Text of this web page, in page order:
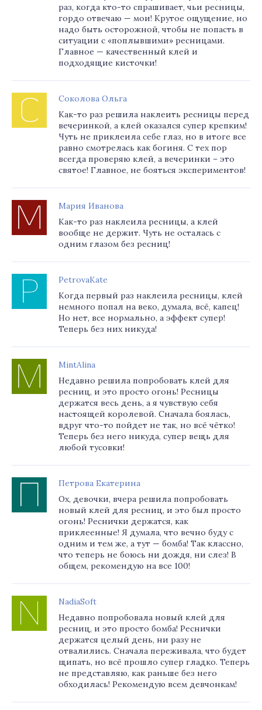
раз, когда кто-то спрашивает, чьи ресницы,
гордо отвечаю — мои! Крутое ощущение, но
надо быть осторожной, чтобы не попасть в
ситуации с «поплывшими» ресницами.
Главное — качественный клей и
подходящие кисточки!
Соколова Ольга
Как-то раз решила наклеить ресницы перед
вечеринкой, а клей оказался супер крепким!
Чуть не приклеила себе глаз, но в итоге все
равно смотрелась как богиня. С тех пор
всегда проверяю клей, а вечеринки – это
святое! Главное, не бояться экспериментов!
Мария Иванова
Как-то раз наклеила ресницы, а клей
вообще не держит. Чуть не осталась с
одним глазом без ресниц!
PetrovaKate
Когда первый раз наклеила ресницы, клей
немного попал на веко, думала, всё, капец!
Но нет, все нормально, а эффект супер!
Теперь без них никуда!
MintAlina
Недавно решила попробовать клей для
ресниц, и это просто огонь! Ресницы
держатся весь день, а я чувствую себя
настоящей королевой. Сначала боялась,
вдруг что-то пойдет не так, но всё чётко!
Теперь без него никуда, супер вещь для
любой тусовки!
Петрова Екатерина
Ох, девочки, вчера решила попробовать
новый клей для ресниц, и это был просто
огонь! Реснички держатся, как
приклеенные! Я думала, что вечно буду с
одним и тем же, а тут — бомба! Так классно,
что теперь не боюсь ни дождя, ни слез! В
общем, рекомендую на все 100!
NadiaSoft
Недавно попробовала новый клей для
ресниц, и это просто бомба! Реснички
держатся целый день, ни разу не
отвалились. Сначала переживала, что будет
щипать, но всё прошло супер гладко. Теперь
не представляю, как раньше без него
обходилась! Рекомендую всем девчонкам!